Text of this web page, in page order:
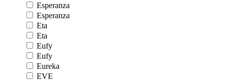
Esperanza
Esperanza
Eta
Eta
Eufy
Eufy
Eureka
EVE